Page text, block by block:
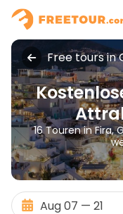
Free tours in
16 Touren in Fira,